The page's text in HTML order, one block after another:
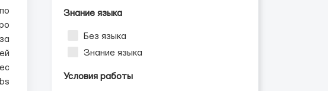
Знание языка
Без языка
Знание языка
Условия работы